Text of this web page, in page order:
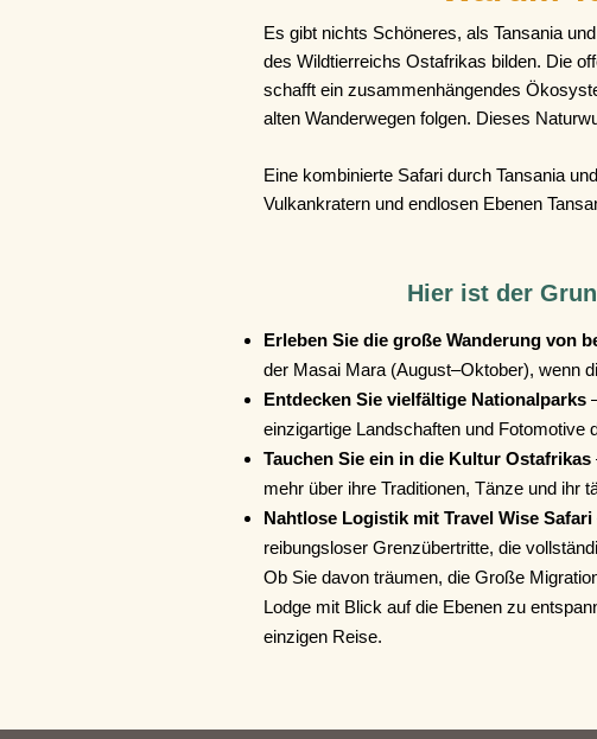
Es gibt nichts Schöneres, als Tansania
des Wildtierreichs Ostafrikas bilden. Die
schafft ein zusammenhängendes
alten Wanderwegen folgen. Dieses
Eine kombinierte Safari durch Tansania
Vulkankratern und endlosen Ebenen
Hier ist der
Erleben Sie die große Wanderung von
der Masai Mara (August–Oktober), wenn
Entdecken Sie vielfältige Nationalparks
einzigartige Landschaften und Fotomotive
Tauchen Sie ein in die Kultur Ostafrikas
mehr über ihre Traditionen, Tänze und ihr
Nahtlose Logistik mit Travel Wise Safari
reibungsloser Grenzübertritte, die
Ob Sie davon träumen, die Große
Lodge mit Blick auf die Ebenen zu
einzigen Reise.